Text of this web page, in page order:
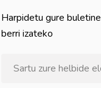
Harpidetu gure
berri izateko